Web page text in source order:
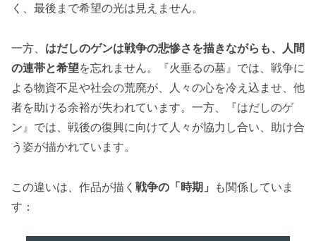
く、最後まで希望の光は見えません。
一方、 はだしのゲンは戦争の悲惨さを描きながらも、人間
の連帯と希望を忘れません。『火垂るの墓』では、戦争に
よる物資不足や社会の荒廃が、人々の心を冷え込ませ、他
者を助ける余裕が失われています。一方、『はだしのゲ
ン』では、戦後の復興に向けて人々が協力し合い、助け合
う姿が描かれています。
この違いは、作品が描く 戦争の「時期」 も関係していま
す：